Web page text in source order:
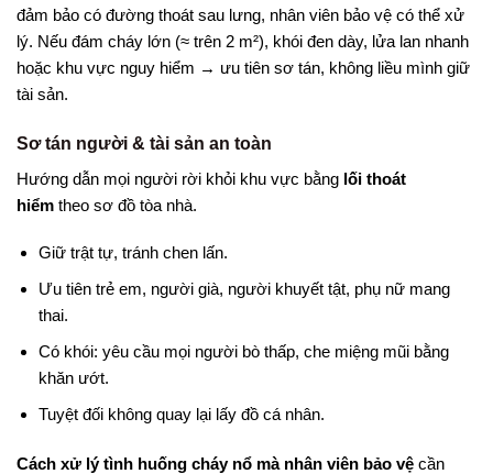
đảm bảo có đường thoát sau lưng, nhân viên bảo vệ có thể xử
lý. Nếu đám cháy lớn (≈ trên 2 m²), khói đen dày, lửa lan nhanh
hoặc khu vực nguy hiểm → ưu tiên sơ tán, không liều mình giữ
tài sản.
Sơ tán người & tài sản an toàn
Hướng dẫn mọi người rời khỏi khu vực bằng lối thoát
hiểm theo sơ đồ tòa nhà.
Giữ trật tự, tránh chen lấn.
Ưu tiên trẻ em, người già, người khuyết tật, phụ nữ mang
thai.
Có khói: yêu cầu mọi người bò thấp, che miệng mũi bằng
khăn ướt.
Tuyệt đối không quay lại lấy đồ cá nhân.
Cách xử lý tình huống cháy nổ mà nhân viên bảo vệ cần